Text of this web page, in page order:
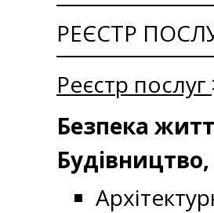
РЕЄСТР
Реєстр послуг
Безпека